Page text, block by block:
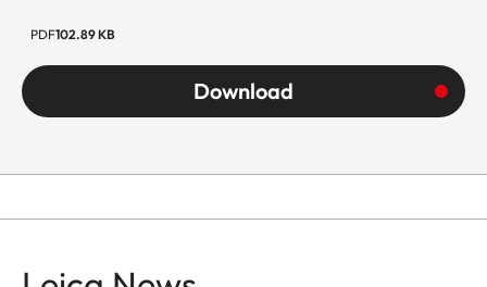
PDF102.89 KB
Download